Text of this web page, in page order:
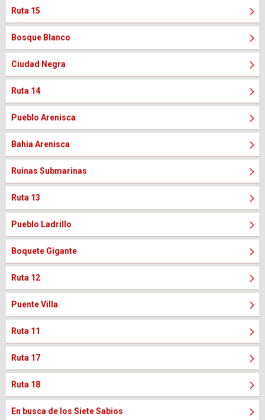
Ruta 15
Bosque Blanco
Ciudad Negra
Ruta 14
Pueblo Arenisca
Bahia Arenisca
Ruinas Submarinas
Ruta 13
Pueblo Ladrillo
Boquete Gigante
Ruta 12
Puente Villa
Ruta 11
Ruta 17
Ruta 18
En busca de los Siete Sabios